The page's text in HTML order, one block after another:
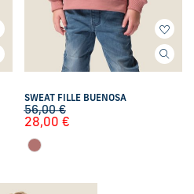
SWEAT FILLE BUENOSA
56,00€
28,00 €